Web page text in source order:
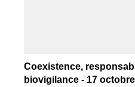
Coexistence,
biovigilance - 17